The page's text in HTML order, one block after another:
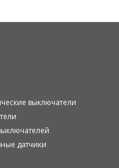
выключатели
датчики